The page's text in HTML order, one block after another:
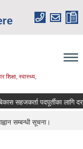
शिक्षा, स्‍वास्‍थ्‍य,
पदपूर्तीका लागि दरखास्त
सम्बन्धी सूचना।